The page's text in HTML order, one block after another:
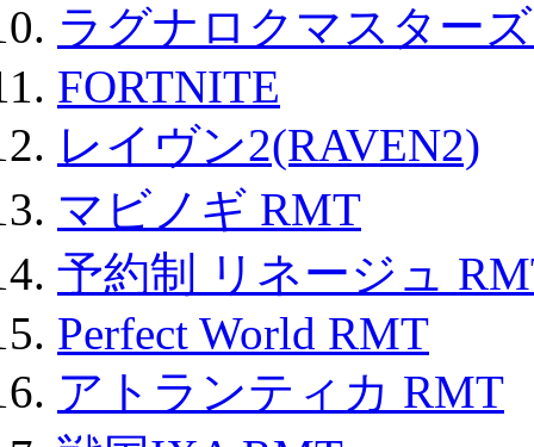
ラグナロクマスター
FORTNITE
レイヴン2(RAVEN2)
マビノギ RMT
予約制 リネージュ
Perfect World RMT
アトランティカ RMT